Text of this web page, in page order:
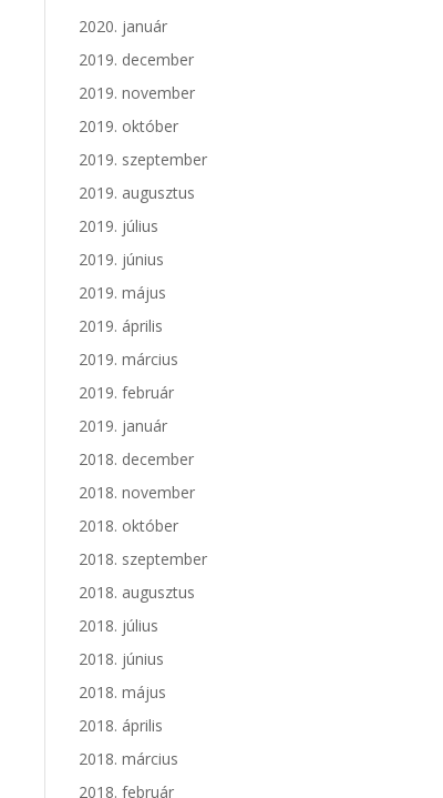
2020. január
2019. december
2019. november
2019. október
2019. szeptember
2019. augusztus
2019. július
2019. június
2019. május
2019. április
2019. március
2019. február
2019. január
2018. december
2018. november
2018. október
2018. szeptember
2018. augusztus
2018. július
2018. június
2018. május
2018. április
2018. március
2018. február